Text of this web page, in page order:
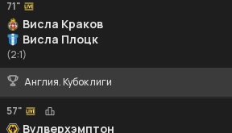
71"
Висла Краков
Висла Плоцк
(2:1)
Англия. Кубок лиги
57"
Вулверхэмптон